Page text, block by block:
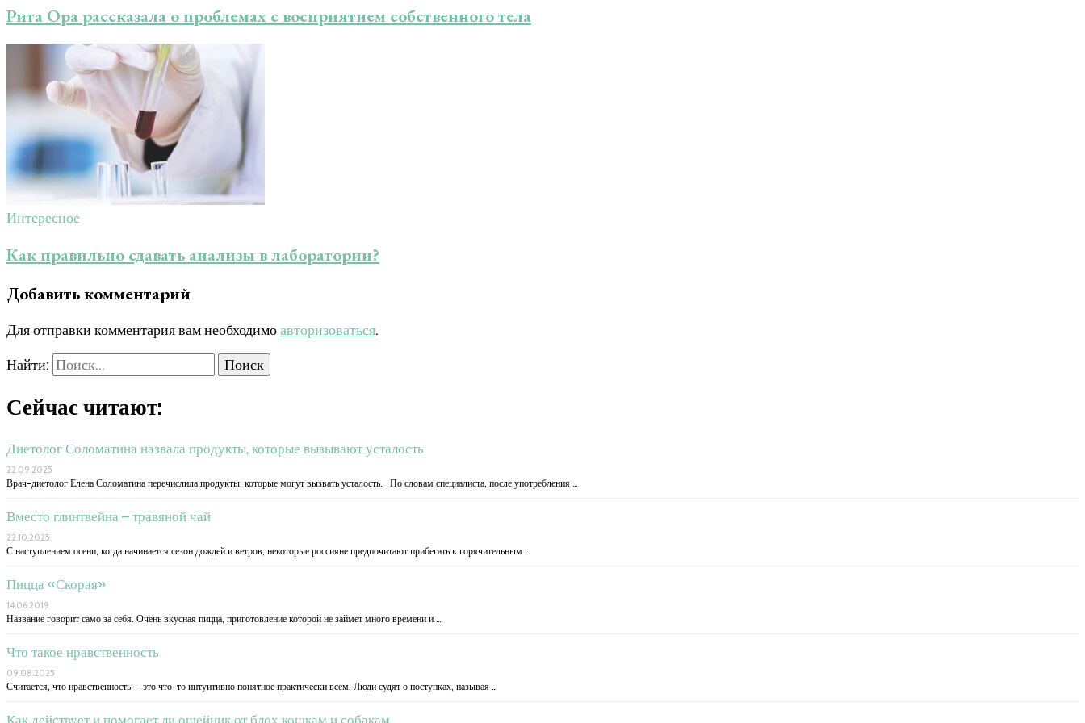
Рита Ора рассказала о проблемах с восприятием собственного тела
Интересное
Как правильно сдавать анализы в лаборатории?
Добавить комментарий
Для отправки комментария вам необходимоавторизоваться.
Найти:
Сейчас читают:
Диетолог Соломатина назвала продукты, которые вызывают усталость
22.09.2025
Врач-диетолог Елена Соломатина перечислила продукты, которые могут вызвать усталость. По словам специалиста, после употребления …
Вместо глинтвейна – травяной чай
22.10.2025
С наступлением осени, когда начинается сезон дождей и ветров, некоторые россияне предпочитают прибегать к горячительным …
Пицца «Скорая»
14.06.2019
Название говорит само за себя. Очень вкусная пицца, приготовление которой не займет много времени и …
Что такое нравственность
09.08.2025
Считается, что нравственность — это что-то интуитивно понятное практически всем. Люди судят о поступках, называя …
Как действует и помогает ли ошейник от блох кошкам и собакам